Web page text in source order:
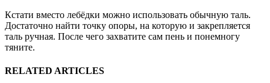
Кстати вместо лебёдки можно использовать обычную таль.
Достаточно найти точку опоры, на которую и закрепляется
таль ручная. После чего захватите сам пень и понемногу
тяните.
RELATED ARTICLES